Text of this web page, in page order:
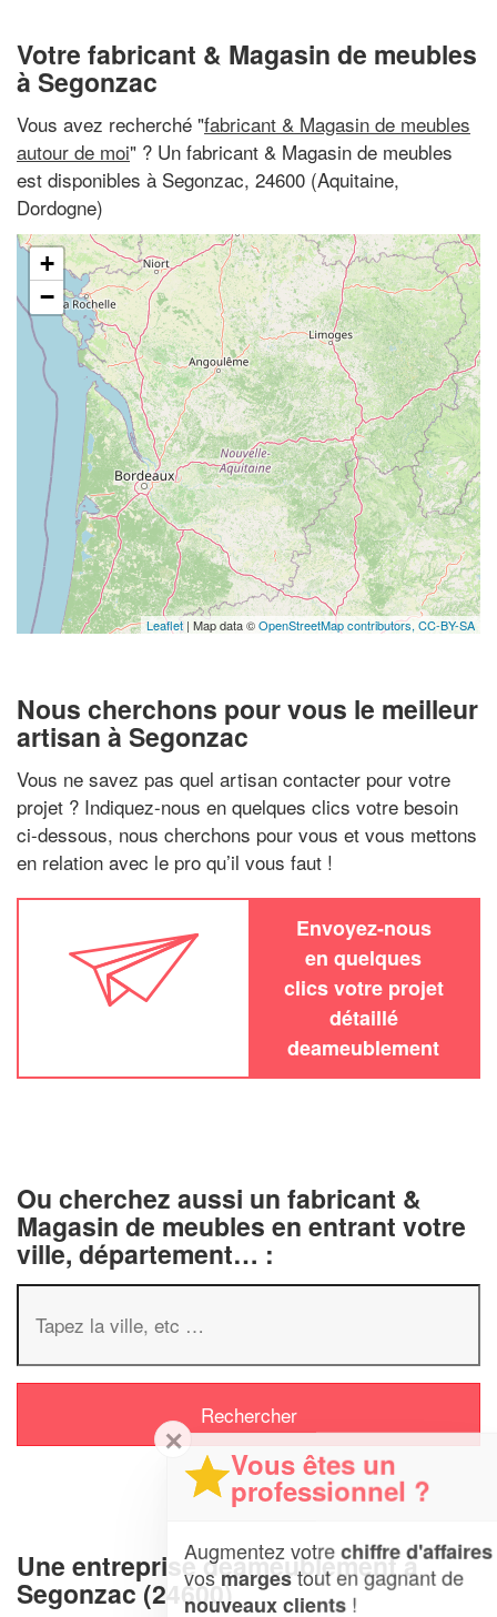
Votre fabricant & Magasin de meubles
à Segonzac
Vous avez recherché "fabricant & Magasin de meubles
autour de moi" ? Un fabricant & Magasin de meubles
est disponibles à Segonzac, 24600 (Aquitaine,
Dordogne)
+
−
Leaflet | Map data ©OpenStreetMap contributors, CC-BY-SA
Nous cherchons pour vous le meilleur
artisan à Segonzac
Vous ne savez pas quel artisan contacter pour votre
projet ? Indiquez-nous en quelques clics votre besoin
ci-dessous, nous cherchons pour vous et vous mettons
en relation avec le pro qu’il vous faut !
Envoyez-nous
en quelques
clics votre projet
détaillé
deameublement
Ou cherchez aussi un fabricant &
Magasin de meubles en entrant votre
ville, département… :
Une entreprise deameublement à
Segonzac (24600)
✕
Vous êtes un
professionnel ?
Augmentez votrechiffre d'affaireset
vosmargestout en gagnant de
nouveaux clients!